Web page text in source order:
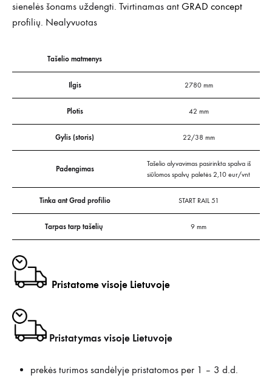
sienelės šonams uždengti. Tvirtinamas ant GRAD concept
profilių. Nealyvuotas
Tašelio matmenys
Ilgis 2780 mm
Plotis 42 mm
Gylis (storis) 22/38 mm
Padengimas
Tašelio alyvavimas pasirinkta spalva iš
siūlomos spalvų paletės 2,10 eur/vnt
Tinka ant Grad profilio START RAIL 51
Tarpas tarp tašelių 9 mm
Pristatome visoje Lietuvoje
Pristatymas visoje Lietuvoje
prekės turimos sandėlyje pristatomos per 1 – 3 d.d.